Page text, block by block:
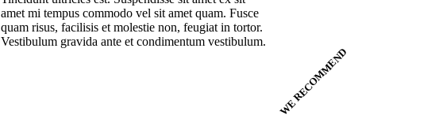
amet mi tempus commodo vel sit amet quam. Fusce
quam risus, facilisis et molestie non, feugiat in tortor.
Vestibulum gravida ante et condimentum vestibulum.
WE RECOMMEND